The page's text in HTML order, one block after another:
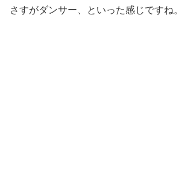
さすがダンサー、といった感じですね。